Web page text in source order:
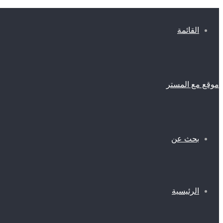
القائمة
موقع مع المستر
بحث عن
الرئيسية